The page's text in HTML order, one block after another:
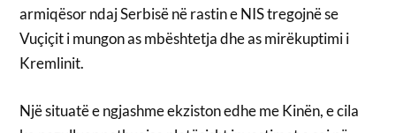
armiqësor ndaj Serbisë në rastin e NIS tregojnë se
Vuçiçit i mungon as mbështetja dhe as mirëkuptimi i
Kremlinit.
Një situatë e ngjashme ekziston edhe me Kinën, e cila